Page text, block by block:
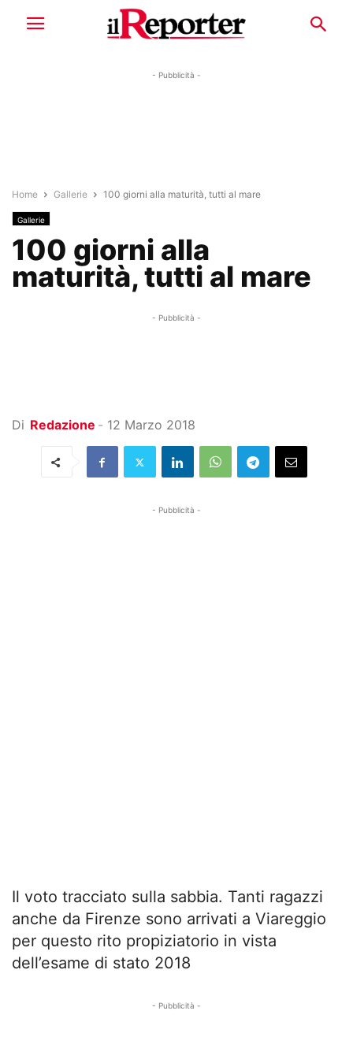
- Pubblicità -
Home Gallerie 100 giorni alla maturità, tutti al mare
Gallerie
100 giorni alla
maturità, tutti al mare
- Pubblicità -
Di Redazione - 12 Marzo 2018
- Pubblicità -
Il voto tracciato sulla sabbia. Tanti ragazzi
anche da Firenze sono arrivati a Viareggio
per questo rito propiziatorio in vista
dell’esame di stato 2018
- Pubblicità -